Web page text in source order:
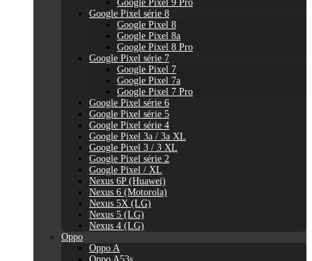
Google Pixel 9 Pro
Google Pixel série 8
Google Pixel 8
Google Pixel 8a
Google Pixel 8 Pro
Google Pixel série 7
Google Pixel 7
Google Pixel 7a
Google Pixel 7 Pro
Google Pixel série 6
Google Pixel série 5
Google Pixel série 4
Google Pixel 3a / 3a XL
Google Pixel 3 / 3 XL
Google Pixel série 2
Google Pixel / XL
Nexus 6P (Huawei)
Nexus 6 (Motorola)
Nexus 5X (LG)
Nexus 5 (LG)
Nexus 4 (LG)
Oppo
Oppo A